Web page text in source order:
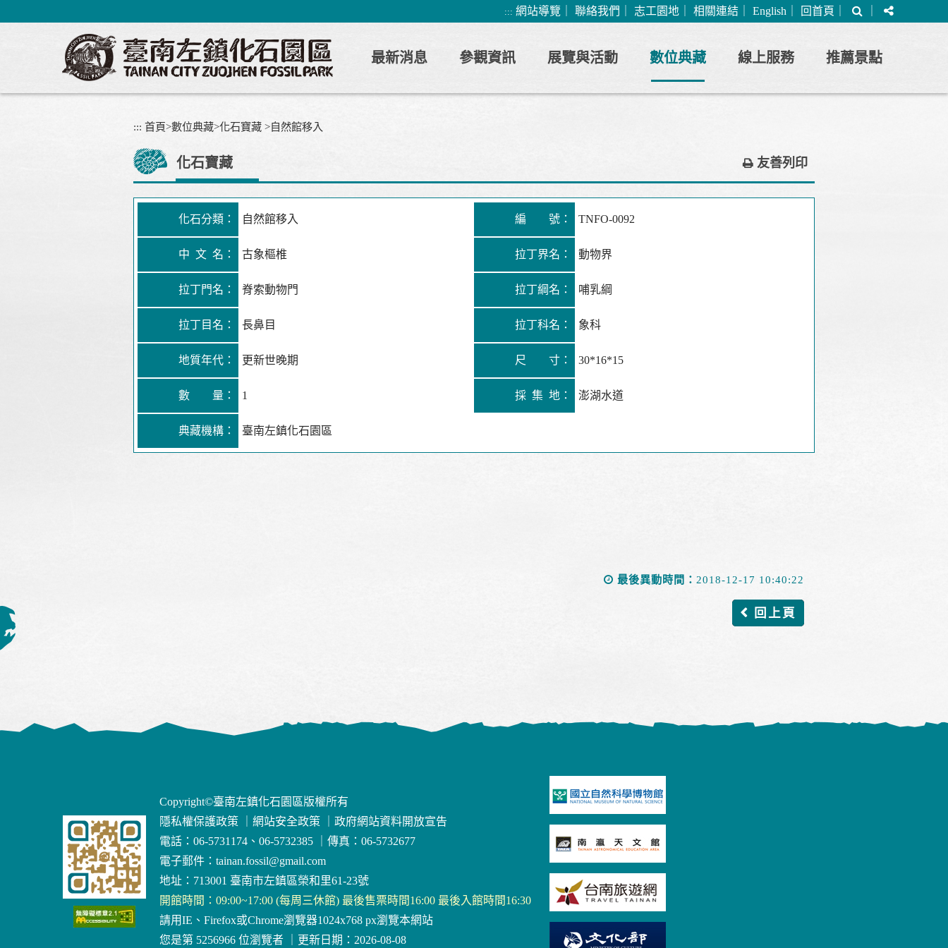
到
區
::: 網站導覽 聯絡我們 志工園地 相關連結 English 回首頁
尋
分
享
最新消息 參觀資訊 展覽與活動 數位典藏 線上服務 推薦景點
::: 首頁>數位典藏>化石寶藏 >自然館移入
化石寶藏 友善列印
化石分類： 自然館移入 編 號： TNFO-0092
中 文 名： 古象樞椎 拉丁界名： 動物界
拉丁門名： 脊索動物門 拉丁綱名： 哺乳綱
拉丁目名： 長鼻目 拉丁科名： 象科
地質年代： 更新世晚期 尺 寸： 30*16*15
數 量： 1 採 集 地： 澎湖水道
典藏機構： 臺南左鎮化石園區
最後異動時間： 2018-12-17 10:40:22
回上頁
Copyright©臺南左鎮化石園區版權所有
隱私權保護政策
網站安全政策
政府網站資料開放宣告
電話：06-5731174、06-5732385
傳真：06-5732677
電子郵件： tainan.fossil@gmail.com
地址：713001 臺南市左鎮區榮和里61-23號
開館時間：09:00~17:00 (每周三休館) 最後售票時間16:00 最後入館時間16:30
請用IE、Firefox或Chrome瀏覽器1024x768 px瀏覽本網站
您是第 5256966 位瀏覽者
更新日期：2026-08-08